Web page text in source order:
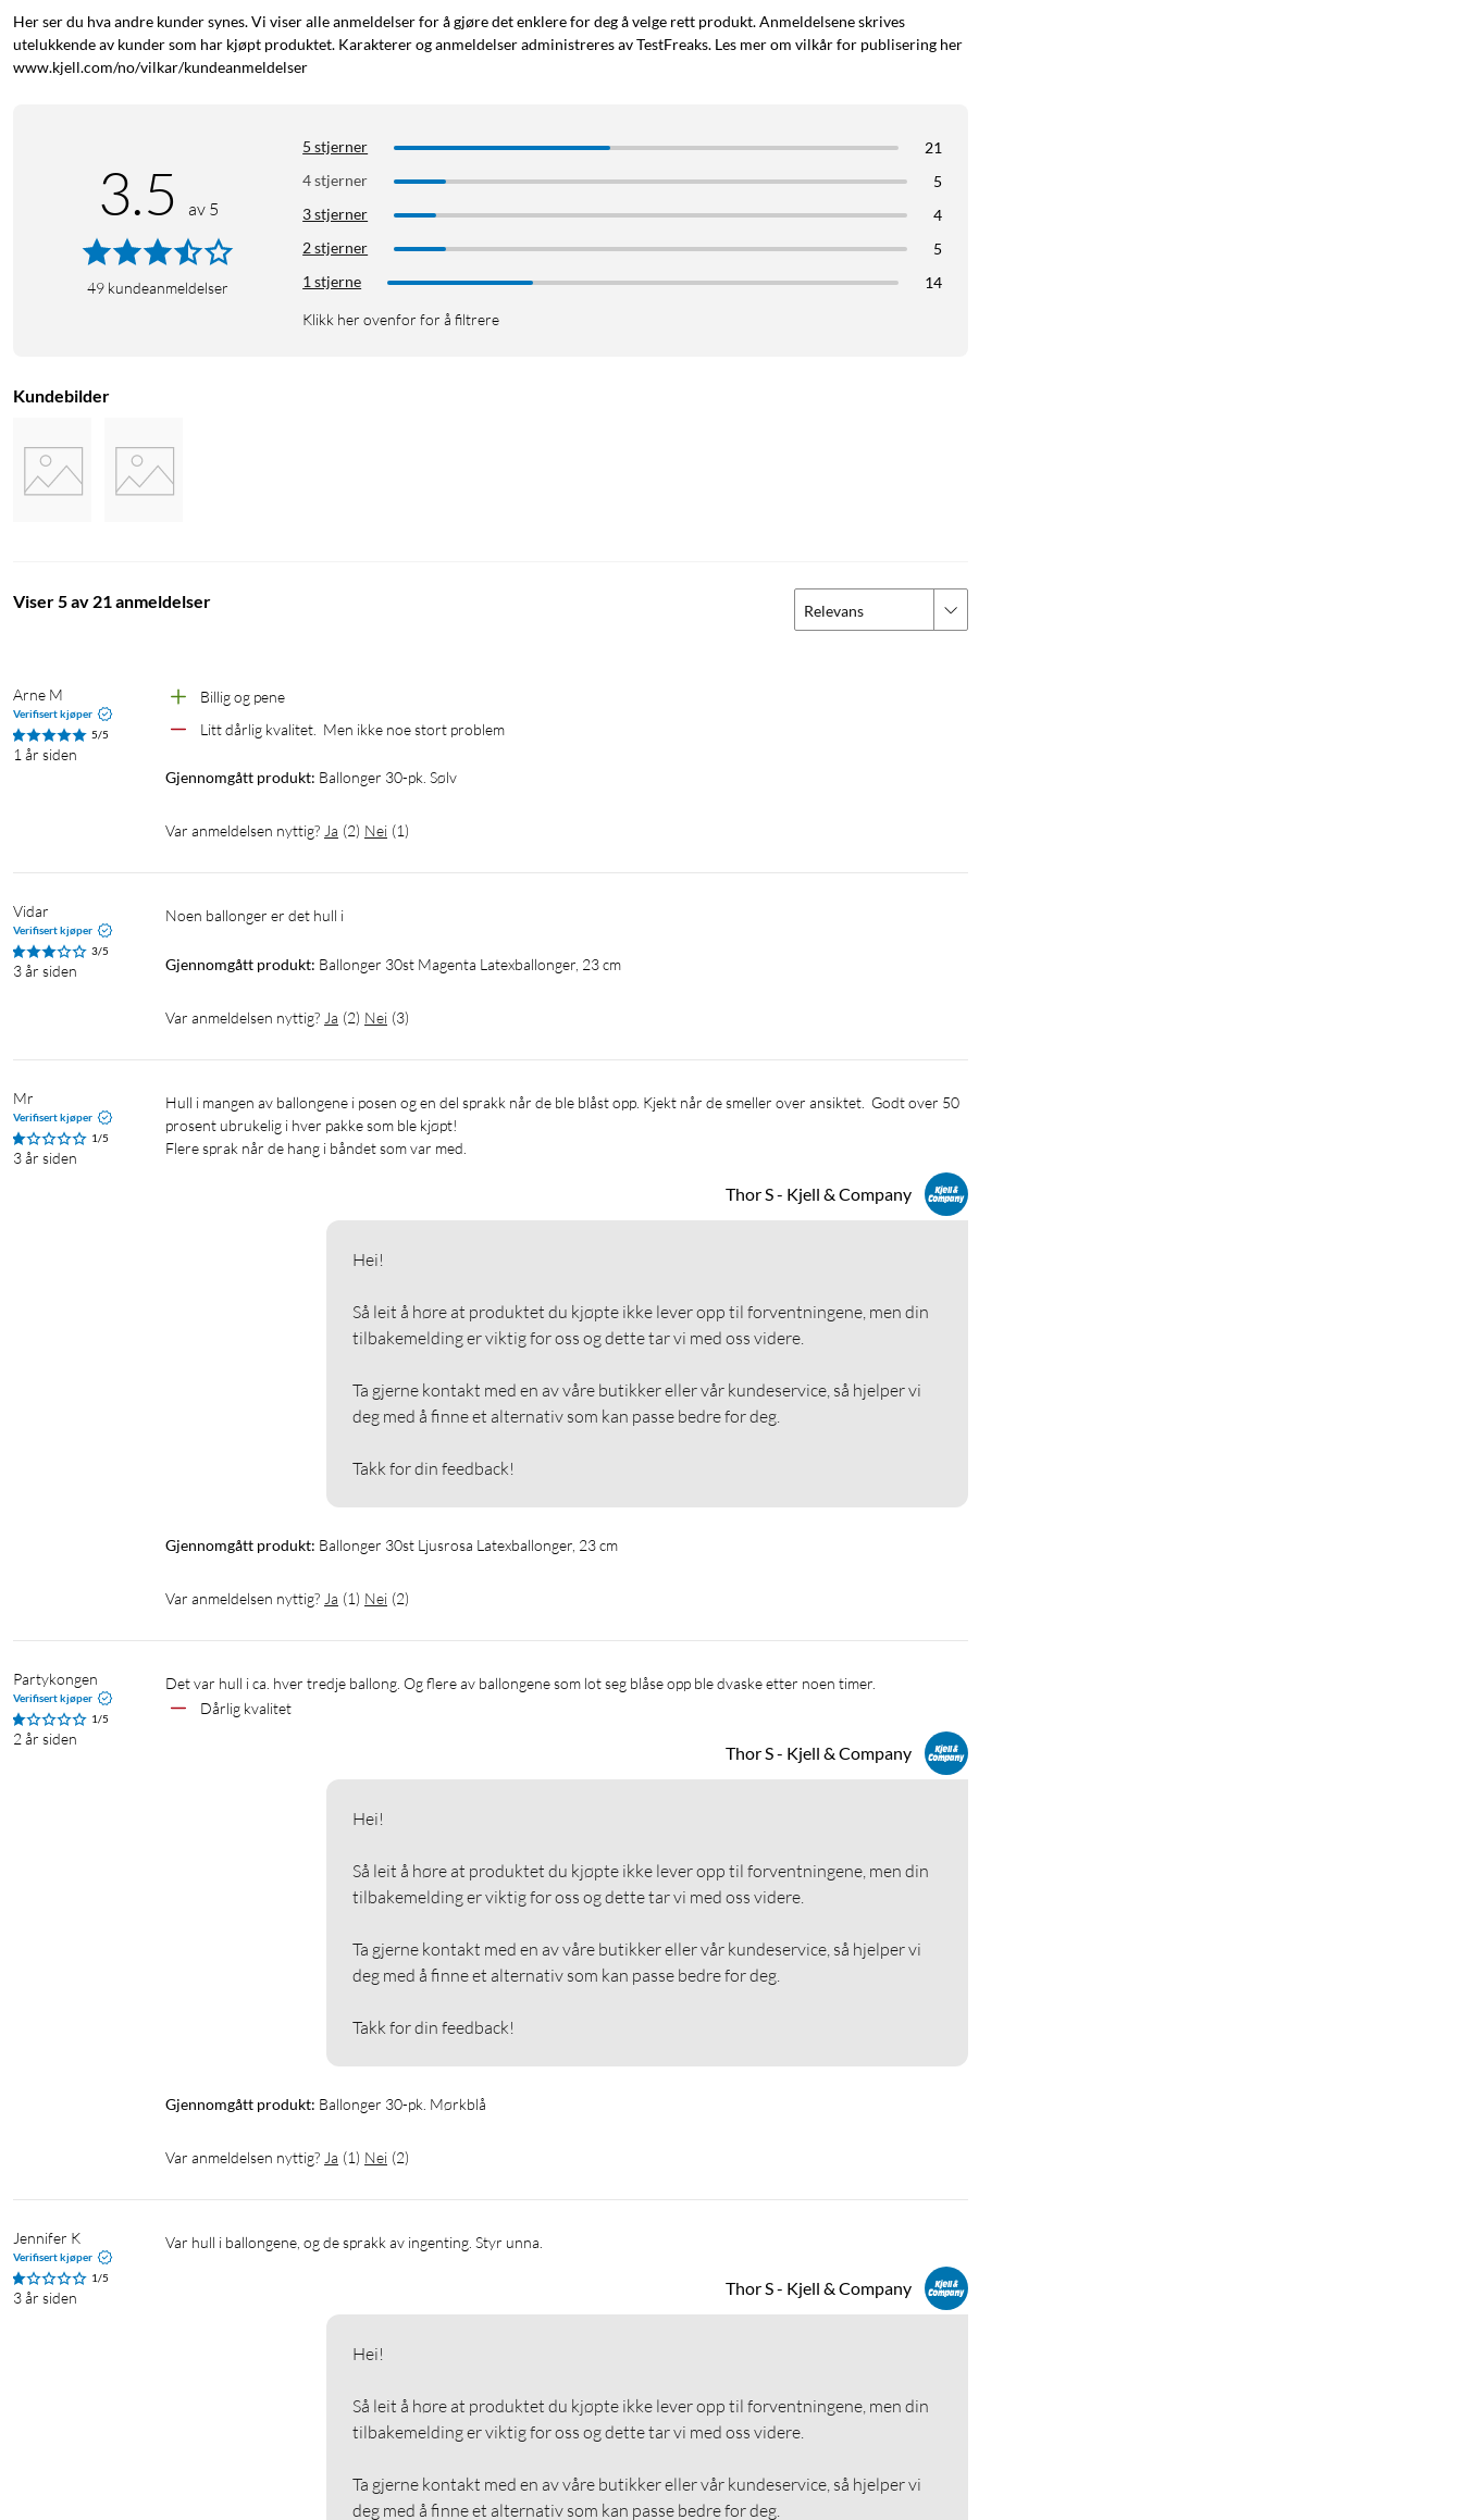
Her ser du hva andre kunder synes. Vi viser alle anmeldelser for å gjøre det enklere for deg å velge rett produkt. Anmeldelsene skrives
utelukkende av kunder som har kjøpt produktet. Karakterer og anmeldelser administreres av TestFreaks. Les mer om vilkår for publisering her
www.kjell.com/no/vilkar/kundeanmeldelser
3.5 av 5
49 kundeanmeldelser
5 stjerner
21
4 stjerner
5
3 stjerner
4
2 stjerner
5
1 stjerne
14
Klikk her ovenfor for å filtrere
Kundebilder
Viser 5 av 21 anmeldelser Relevans
Arne M
Verifisert kjøper
5/5
1 år siden
Billig og pene
Litt dårlig kvalitet.  Men ikke noe stort problem
Gjennomgått produkt: Ballonger 30-pk. Sølv
Var anmeldelsen nyttig? Ja (2) Nei (1)
Vidar
Verifisert kjøper
3/5
3 år siden
Noen ballonger er det hull i
Gjennomgått produkt: Ballonger 30st Magenta Latexballonger, 23 cm
Var anmeldelsen nyttig? Ja (2) Nei (3)
Mr
Verifisert kjøper
1/5
3 år siden
Hull i mangen av ballongene i posen og en del sprakk når de ble blåst opp. Kjekt når de smeller over ansiktet.  Godt over 50
prosent ubrukelig i hver pakke som ble kjøpt!
Flere sprak når de hang i båndet som var med.
Thor S - Kjell & Company
Hei!
Så leit å høre at produktet du kjøpte ikke lever opp til forventningene, men din
tilbakemelding er viktig for oss og dette tar vi med oss videre.
Ta gjerne kontakt med en av våre butikker eller vår kundeservice, så hjelper vi
deg med å finne et alternativ som kan passe bedre for deg.
Takk for din feedback!
Gjennomgått produkt: Ballonger 30st Ljusrosa Latexballonger, 23 cm
Var anmeldelsen nyttig? Ja (1) Nei (2)
Partykongen
Verifisert kjøper
1/5
2 år siden
Det var hull i ca. hver tredje ballong. Og flere av ballongene som lot seg blåse opp ble dvaske etter noen timer.
Dårlig kvalitet
Thor S - Kjell & Company
Hei!
Så leit å høre at produktet du kjøpte ikke lever opp til forventningene, men din
tilbakemelding er viktig for oss og dette tar vi med oss videre.
Ta gjerne kontakt med en av våre butikker eller vår kundeservice, så hjelper vi
deg med å finne et alternativ som kan passe bedre for deg.
Takk for din feedback!
Gjennomgått produkt: Ballonger 30-pk. Mørkblå
Var anmeldelsen nyttig? Ja (1) Nei (2)
Jennifer K
Verifisert kjøper
1/5
3 år siden
Var hull i ballongene, og de sprakk av ingenting. Styr unna.
Thor S - Kjell & Company
Hei!
Så leit å høre at produktet du kjøpte ikke lever opp til forventningene, men din
tilbakemelding er viktig for oss og dette tar vi med oss videre.
Ta gjerne kontakt med en av våre butikker eller vår kundeservice, så hjelper vi
deg med å finne et alternativ som kan passe bedre for deg.